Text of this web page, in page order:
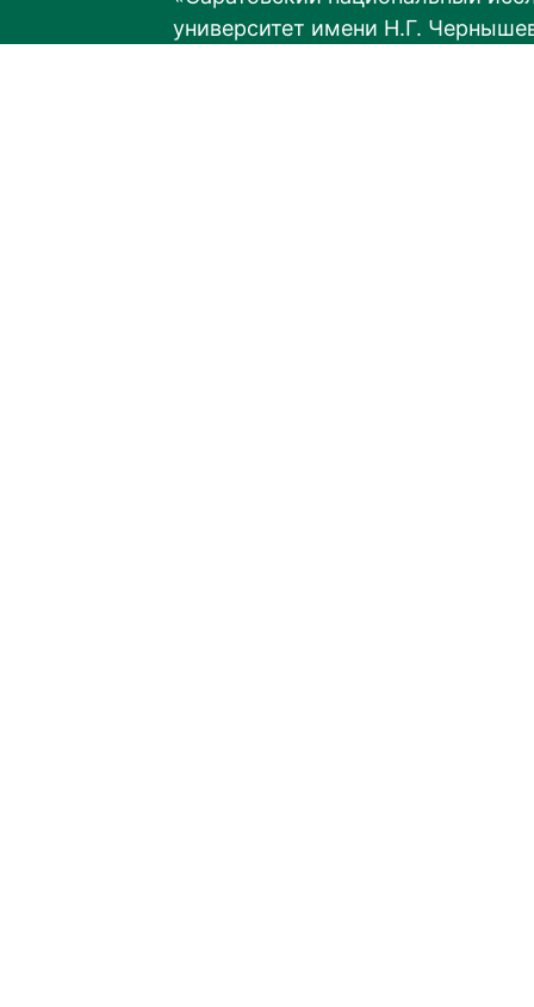
университет имени Н.Г.